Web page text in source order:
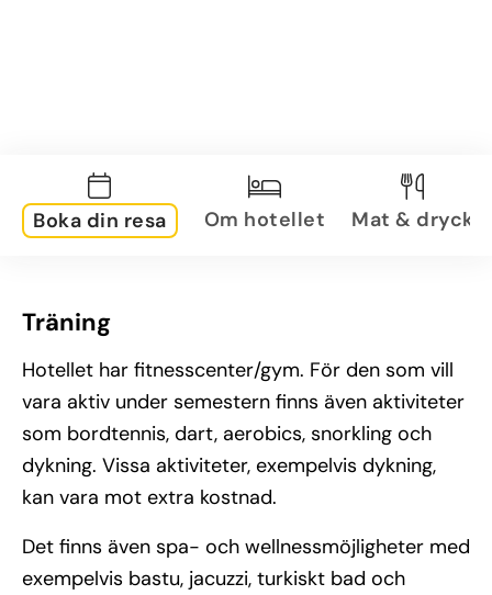
Boka din resa Om hotellet Mat & dryck
Träning
Hotellet har fitnesscenter/gym. För den som vill
vara aktiv under semestern finns även aktiviteter
som bordtennis, dart, aerobics, snorkling och
dykning. Vissa aktiviteter, exempelvis dykning,
kan vara mot extra kostnad.
Det finns även spa- och wellnessmöjligheter med
exempelvis bastu, jacuzzi, turkiskt bad och